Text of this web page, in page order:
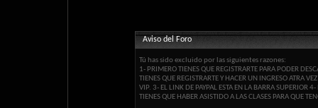
Aviso del Foro
Tú has sido excluido por las siguientes razones:
1- PRIMERO TIENES QUE REGISTRARTE PARA PODER
TIENES QUE REGISTRARTE Y HACER UN INGRESO ATRA
VIP. 3- EL LINK DE PAYPAL ESTA EN LA BARRA SUPERIOR
TIENES QUE HABER ASISTIDO A LAS CLASES PARA QUE